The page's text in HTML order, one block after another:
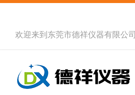
欢迎来到 东莞市德祥仪器有限公司